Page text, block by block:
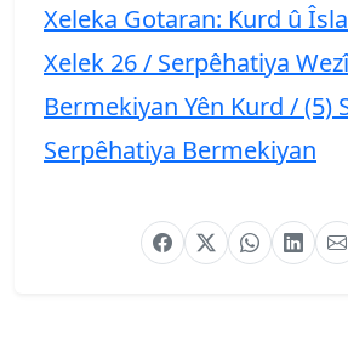
Xeleka Gotaran: Kurd û
Xelek 26 / Serpêhatiya
Bermekiyan Yên Kurd / (5)
Serpêhatiya Bermekiyan